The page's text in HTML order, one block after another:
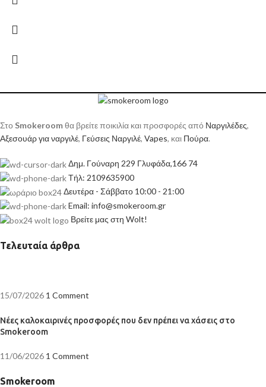
Στο Smokeroomθα βρείτε ποικιλία και προσφορές από Ναργιλέδες,
Αξεσουάρ για ναργιλέ, Γεύσεις Ναργιλέ, Vapes, και Πούρα.
Δημ. Γούναρη 229 Γλυφάδα,166 74
Τήλ: 2109635900
Δευτέρα - Σάββατο 10:00 - 21:00
Email: info@smokeroom.gr
Βρείτε μας στη Wolt!
Τελευταία άρθρα
15/07/2026 1 Comment
Νέες καλοκαιρινές προσφορές που δεν πρέπει να χάσεις στο
Smokeroom
11/06/2026 1 Comment
Smokeroom